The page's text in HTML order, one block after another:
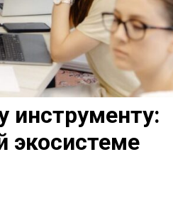
инструменту:
экосистеме